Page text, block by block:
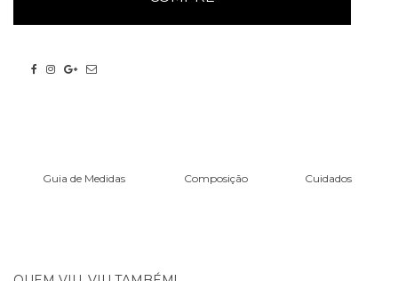
Guia de Medidas Composição Cuidados